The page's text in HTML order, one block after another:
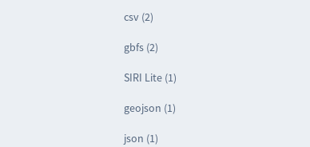
csv (2)
gbfs (2)
SIRI Lite (1)
geojson (1)
json (1)